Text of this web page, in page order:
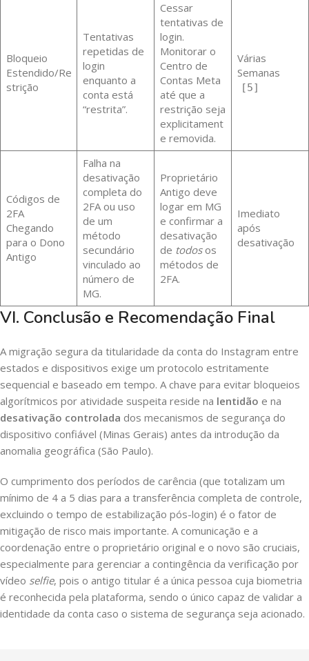
Bloqueio
Estendido/Re
strição
Tentativas
repetidas de
login
enquanto a
conta está
“restrita”.
Cessar
tentativas de
login.
Monitorar o
Centro de
Contas Meta
até que a
restrição seja
explicitament
e removida.
Várias
Semanas
[5]
Códigos de
2FA
Chegando
para o Dono
Antigo
Falha na
desativação
completa do
2FA ou uso
de um
método
secundário
vinculado ao
número de
MG.
Proprietário
Antigo deve
logar em MG
e confirmar a
desativação
de todosos
métodos de
2FA.
Imediato
após
desativação
VI. Conclusão e Recomendação Final
A migração segura da titularidade da conta do Instagram entre
estados e dispositivos exige um protocolo estritamente
sequencial e baseado em tempo. A chave para evitar bloqueios
algorítmicos por atividade suspeita reside na lentidão e na
desativação controlada dos mecanismos de segurança do
dispositivo confiável (Minas Gerais) antes da introdução da
anomalia geográfica (São Paulo).
O cumprimento dos períodos de carência (que totalizam um
mínimo de 4 a 5 dias para a transferência completa de controle,
excluindo o tempo de estabilização pós-login) é o fator de
mitigação de risco mais importante. A comunicação e a
coordenação entre o proprietário original e o novo são cruciais,
especialmente para gerenciar a contingência da verificação por
vídeo selfie, pois o antigo titular é a única pessoa cuja biometria
é reconhecida pela plataforma, sendo o único capaz de validar a
identidade da conta caso o sistema de segurança seja acionado.